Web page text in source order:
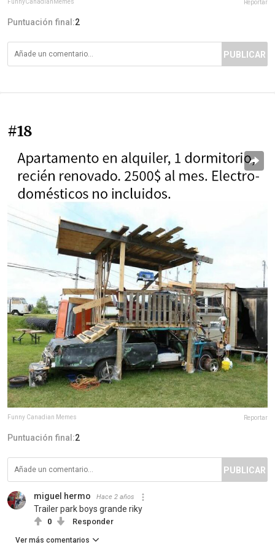
FunnyCanadianMemes Reportar
Puntuación final:2
PUBLICAR
#18
Funny Canadian Memes Reportar
Puntuación final:2
PUBLICAR
miguel hermo Hace 2 años
Trailer park boys grande riky
0 Responder
Ver más comentarios